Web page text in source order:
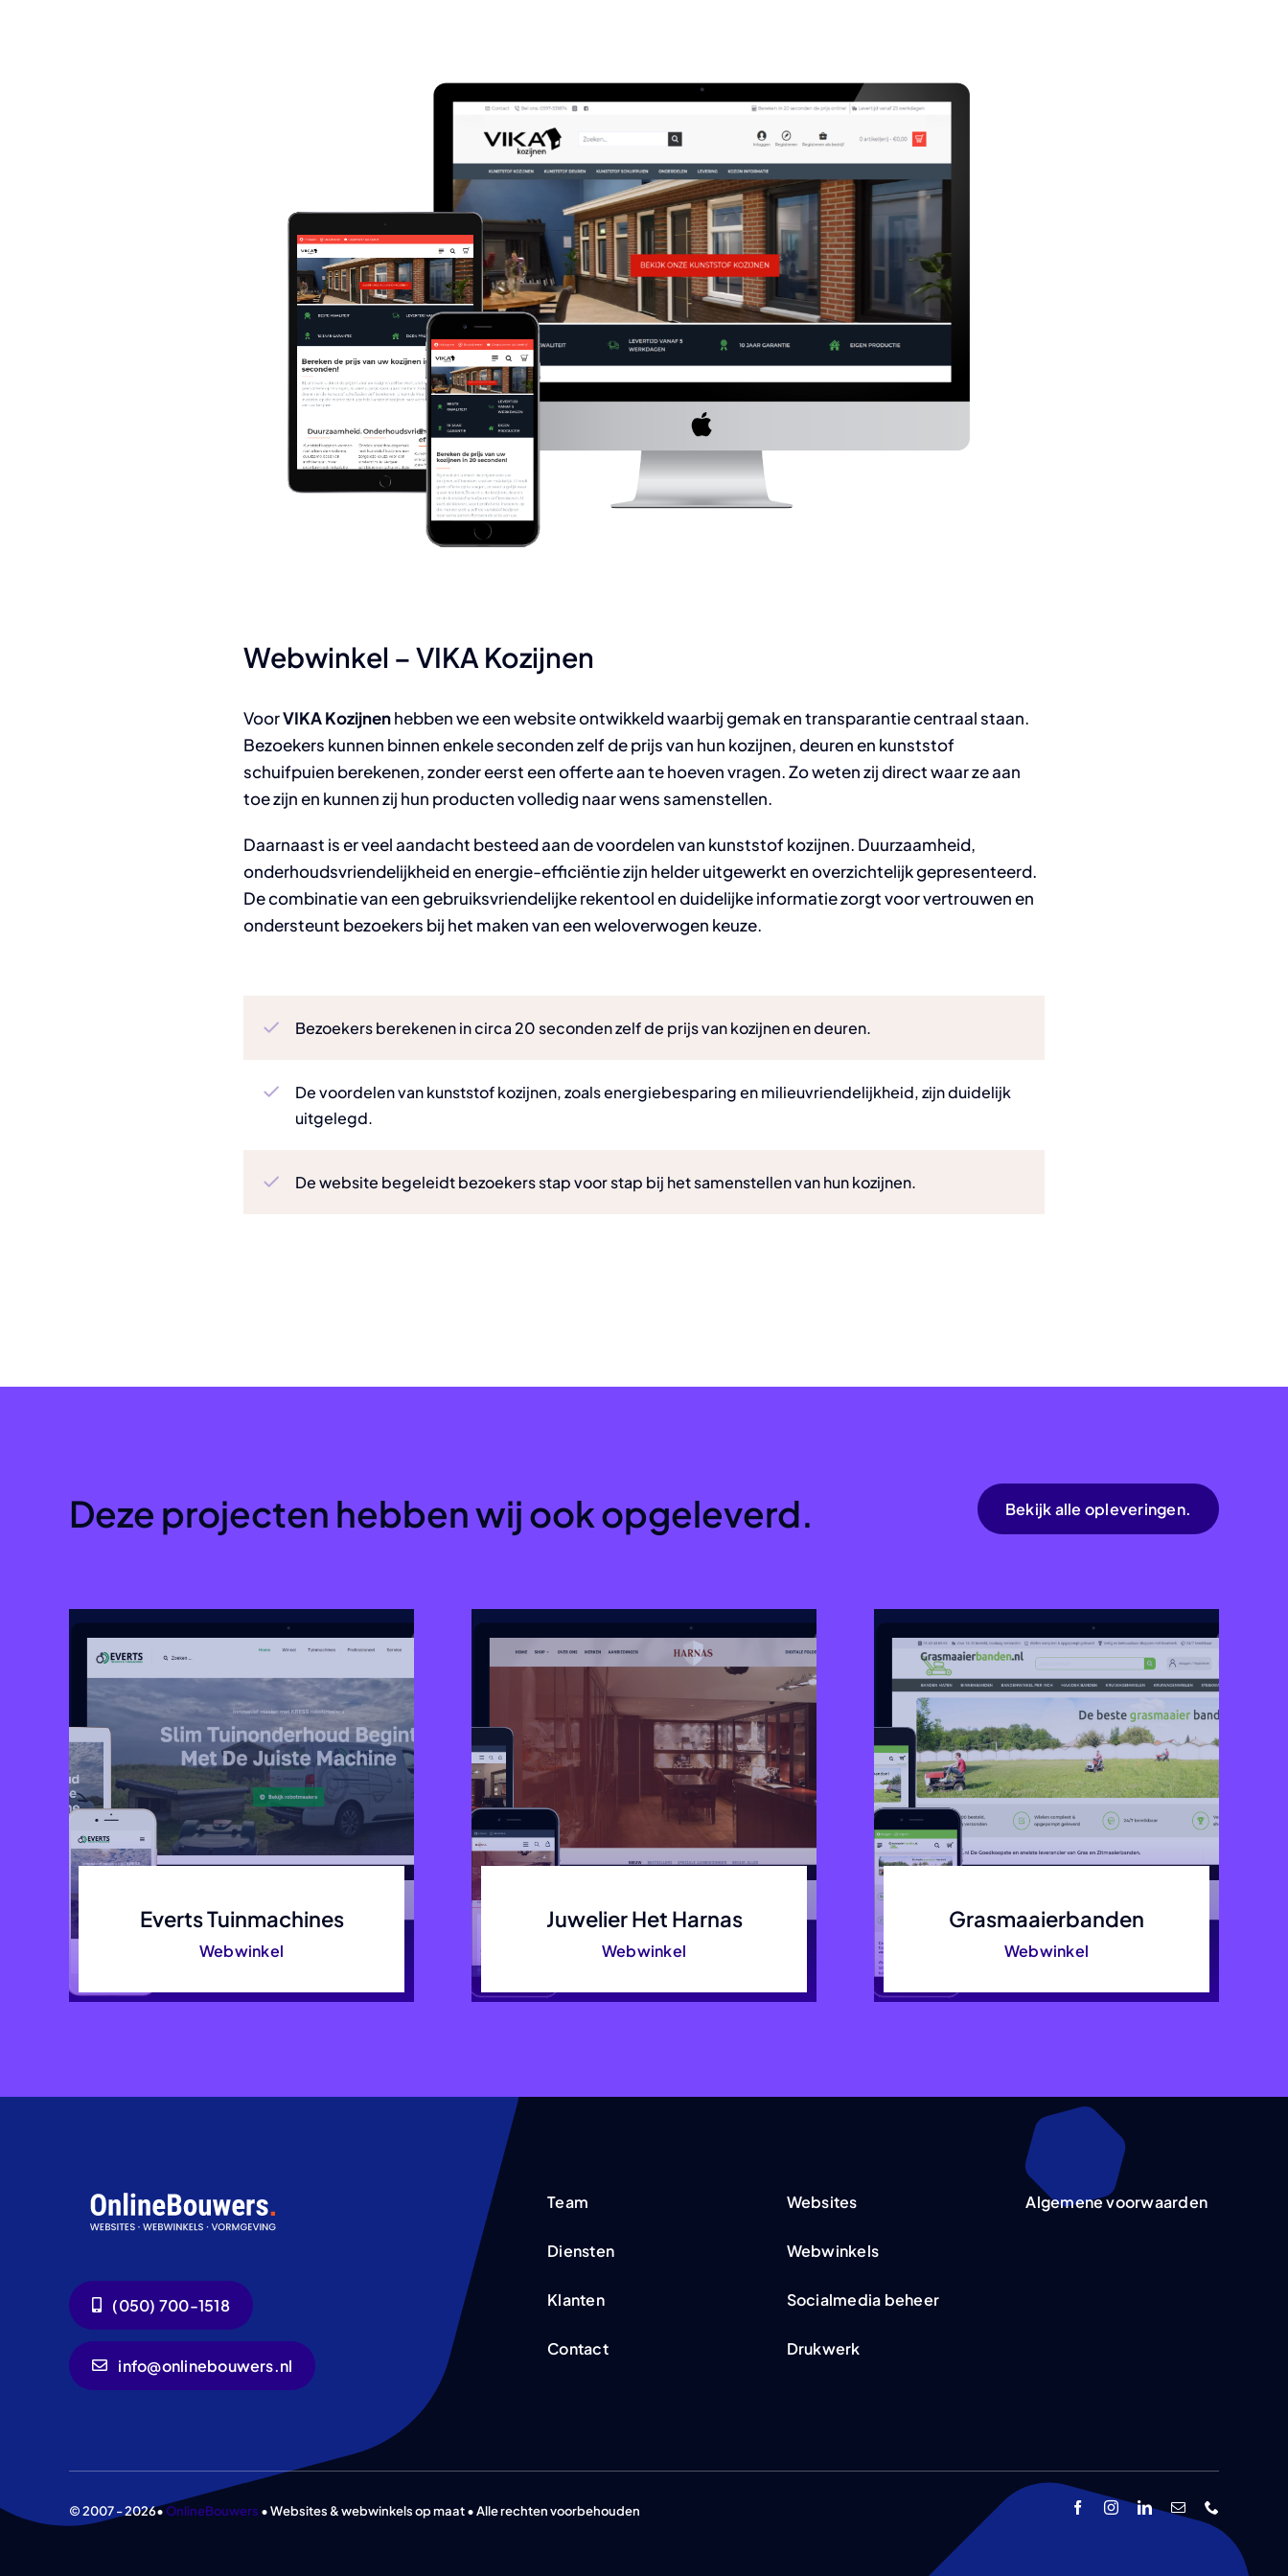
Webwinkel – VIKA Kozijnen
VoorVIKA Kozijnenhebben we een website ontwikkeld waarbij gemak en transparantie centraal staan.
Bezoekers kunnen binnen enkele seconden zelf de prijs van hun kozijnen, deuren en kunststof
schuifpuien berekenen, zonder eerst een offerte aan te hoeven vragen. Zo weten zij direct waar ze aan
toe zijn en kunnen zij hun producten volledig naar wens samenstellen.
Daarnaast is er veel aandacht besteed aan de voordelen van kunststof kozijnen. Duurzaamheid,
onderhoudsvriendelijkheid en energie-efficiëntie zijn helder uitgewerkt en overzichtelijk gepresenteerd.
De combinatie van een gebruiksvriendelijke rekentool en duidelijke informatie zorgt voor vertrouwen en
ondersteunt bezoekers bij het maken van een weloverwogen keuze.
Bezoekers berekenen in circa 20 seconden zelf de prijs van kozijnen en deuren.
De voordelen van kunststof kozijnen, zoals energiebesparing en milieuvriendelijkheid, zijn duidelijk
uitgelegd.
De website begeleidt bezoekers stap voor stap bij het samenstellen van hun kozijnen.
Deze projecten hebben wij ook opgeleverd. Bekijk alle opleveringen.
Everts Tuinmachines
Webwinkel
Juwelier Het Harnas
Webwinkel
Grasmaaierbanden
Webwinkel
(050) 700-1518
info@onlinebouwers.nl
Team
Diensten
Klanten
Contact
Websites
Webwinkels
Socialmedia beheer
Drukwerk
Algemene voorwaarden
© 2007 - 2026•OnlineBouwers • Websites & webwinkels op maat • Alle rechten voorbehouden